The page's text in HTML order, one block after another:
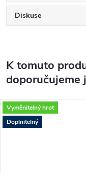
Diskuse
K tomuto
doporučujeme
Vyměnitelný hrot
Doplnitelný